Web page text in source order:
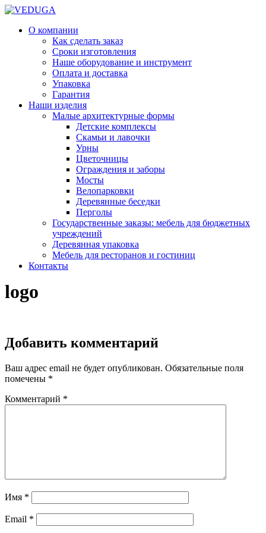
О компании
Как сделать заказ
Сроки изготовления
Наше оборудование и инструмент
Оплата и доставка
Упаковка
Гарантия
Наши изделия
Малые архитектурные формы
Детские комплексы
Скамьи и лавочки
Урны
Цветочницы
Ограждения и заборы
Мосты
Велопарковки
Деревянные беседки
Перголы
Государственные заказы: мебель для бюджетных
учреждений
Деревянная упаковка
Мебель для ресторанов и гостиниц
Контакты
logo
Добавить комментарий
Ваш адрес email не будет опубликован. Обязательные поля
помечены *
Комментарий *
Имя *
Email *